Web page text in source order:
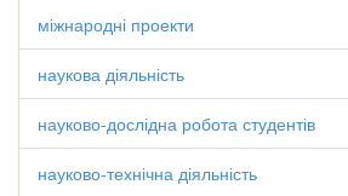
міжнародні проекти
наукова діяльність
науково-дослідна робота студентів
науково-технічна діяльність